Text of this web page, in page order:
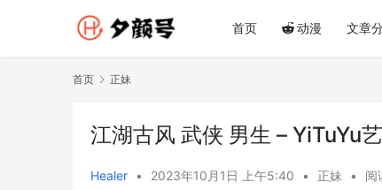
首页 动漫 文章
首页 正妹
江湖古风 武侠 男生 – YiTuYu
Healer • 2023年10月1日 上午5:40 • 正妹 • 阅